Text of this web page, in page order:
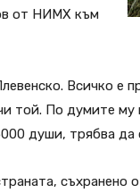
от НИМХ към
Всичко е
той. По думите
души, трябва да
съхранено